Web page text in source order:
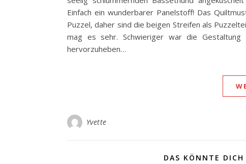
Einfach ein wunderbarer Panelstoff! Das
Puzzel, daher sind die beigen Streifen als
mag es sehr. Schwieriger war die
hervorzuheben…
Yvette
DAS KÖNNTE DICH